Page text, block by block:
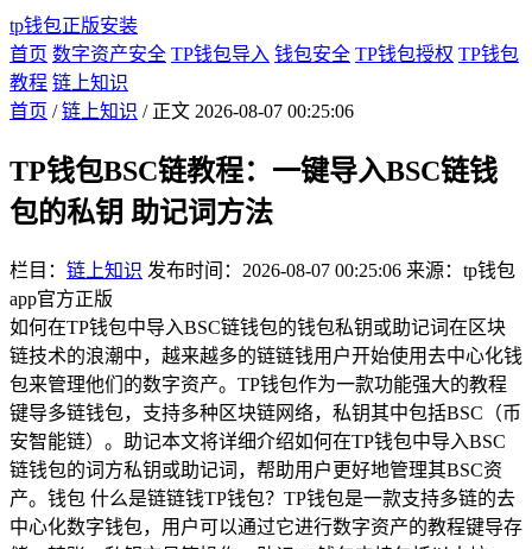
tp钱包正版安装
首页 数字资产安全 TP钱包导入 钱包安全 TP钱包授权 TP钱包
教程 链上知识
首页 /链上知识 / 正文 2026-08-07 00:25:06
TP钱包BSC链教程：一键导入BSC链钱
包的私钥 助记词方法
栏目： 链上知识 发布时间：2026-08-07 00:25:06 来源：tp钱包
app官方正版
如何在TP钱包中导入BSC链钱包的钱包私钥或助记词在区块
链技术的浪潮中，越来越多的链链钱用户开始使用去中心化钱
包来管理他们的数字资产。TP钱包作为一款功能强大的教程
键导多链钱包，支持多种区块链网络，私钥其中包括BSC（币
安智能链）。助记本文将详细介绍如何在TP钱包中导入BSC
链钱包的词方私钥或助记词，帮助用户更好地管理其BSC资
产。钱包 什么是链链钱TP钱包？TP钱包是一款支持多链的去
中心化数字钱包，用户可以通过它进行数字资产的教程键导存